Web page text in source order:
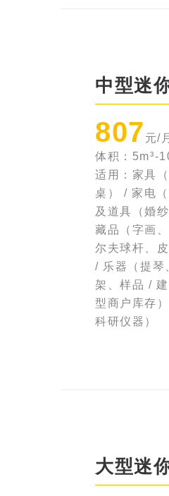
中型迷
807 元/
体积：5m³-
适用：家具
桌） / 家电
及道具（婚
藏品（字画
尔夫球杆、
/ 乐器（提琴
架、样品 /
型商户库存
科研仪器）
大型迷